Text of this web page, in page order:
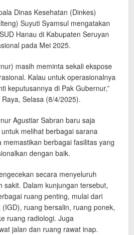
Dinas Kesehatan (Dinkes)
Suyuti Syamsul mengatakan
Hanau di Kabupaten Seruyan
pada Mei 2025.
masih meminta sekali ekspose
Kalau untuk operasionalnya
keputusannya di Pak Gubernur,”
Selasa (8/4/2025).
Agustiar Sabran baru saja
melihat berbagai sarana
berbagai fasilitas yang
dengan baik.
secara menyeluruh
sakit. Dalam kunjungan tersebut,
ruang penting, mulai dari
ruang bersalin, ruang ponek,
ruang radiologi. Juga
jalan dan ruang rawat inap.